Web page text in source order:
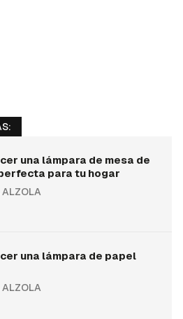
una lámpara de mesa de
para tu hogar
ALZOLA
una lámpara de papel
ALZOLA